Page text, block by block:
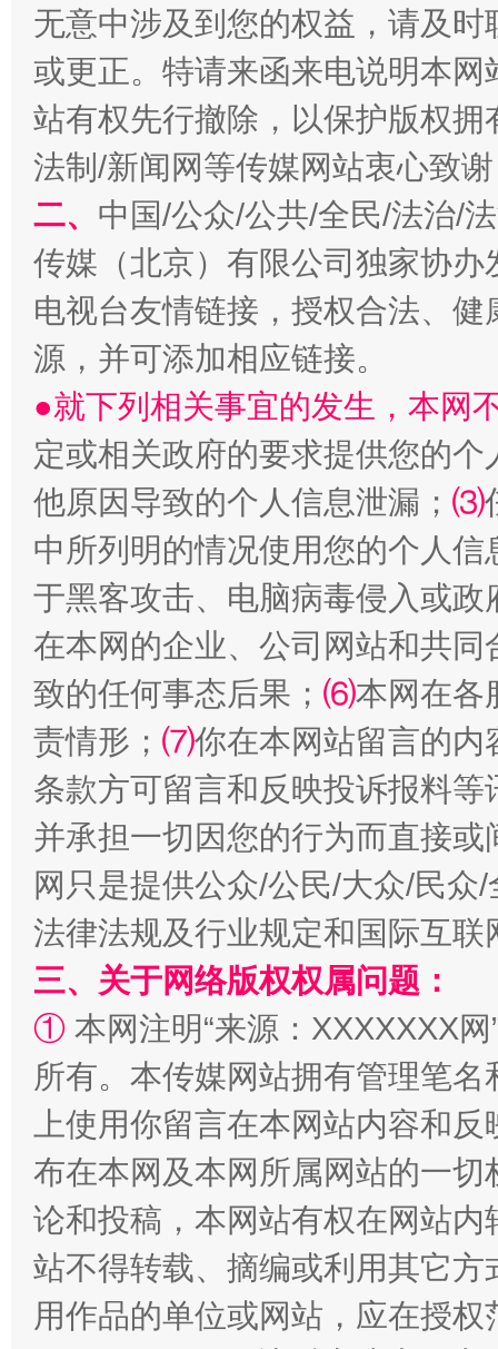
无意中涉及到您的权益，请及
或更正。特请来函来电说明本
站有权先行撤除，以保护版权
法制/新闻网等传媒网站衷心致
二、 中国/公众/公共/全民/法治/
传媒（北京）有限公司独家协
电视台友情链接，授权合法、
源，并可添加相应链接。
●就下列相关事宜的发生，本网
定或相关政府的要求提供您的个
他原因导致的个人信息泄漏； ⑶
中所列明的情况使用您的个人
于黑客攻击、电脑病毒侵入或
在本网的企业、公司网站和共
致的任何事态后果； ⑹本网在各
责情形； ⑺你在本网站留言的内
条款方可留言和反映投诉报料
并承担一切因您的行为而直接
网只是提供公众/公民/大众/民
法律法规及行业规定和国际互
三、关于网络版权权属问题：
① 本网注明“来源：XXXXXXX
所有。本传媒网站拥有管理笔
上使用你留言在本网站内容和
布在本网及本网所属网站的一
论和投稿，本网站有权在网站
站不得转载、摘编或利用其它
用作品的单位或网站，应在授